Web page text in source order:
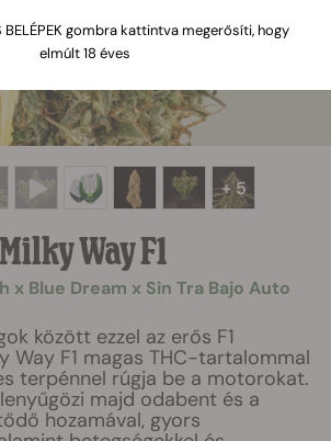
+ 5
Milky Way F1
x Blue Dream x Sin Tra Bajo Auto
között ezzel az erős F1
Way F1 magas THC-tartalommal
terpénnel rúgja be a motorokat.
majd odabent és a
hozamával, gyors
BELÉPEK gombra kattintva megerősíti, hogy
elmúlt 18 éves